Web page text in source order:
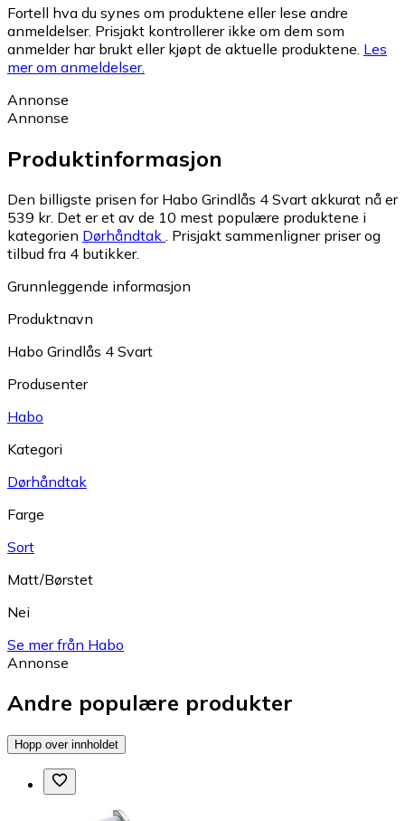
Fortell hva du synes om produktene eller lese andre
anmeldelser. Prisjakt kontrollerer ikke om dem som
anmelder har brukt eller kjøpt de aktuelle produktene. Les
mer om anmeldelser.
Annonse
Annonse
Produktinformasjon
Den billigste prisen for Habo Grindlås 4 Svart akkurat nå er
539 kr. Det er et av de 10 mest populære produktene i
kategorien Dørhåndtak Prisjakt sammenligner priser og
tilbud fra 4 butikker.
Grunnleggende informasjon
Produktnavn
Habo Grindlås 4 Svart
Produsenter
Habo
Kategori
Dørhåndtak
Farge
Sort
Matt/Børstet
Nei
Se mer från Habo
Annonse
Andre populære produkter
Hopp over innholdet